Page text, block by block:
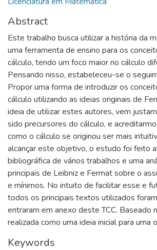
Abstract
Este trabalho busca utilizar a história da
uma ferramenta de ensino para os
cálculo, tendo um foco maior no cálculo
Pensando nisso, estabeleceu-se o
Propor uma forma de introduzir os
cálculo utilizando as ideias originais de
ideia de utilizar estes autores, vem
sido precursores do cálculo, e
como o cálculo se originou ser mais
alcançar este objetivo, o estudo foi feito
bibliográfica de vários trabalhos e uma
principais de Leibniz e Fermat sobre o
e mínimos. No intuito de facilitar esse e
todos os principais textos utilizados
entraram em anexo deste TCC. Baseado
realizada como uma ideia inicial para uma
Keywords